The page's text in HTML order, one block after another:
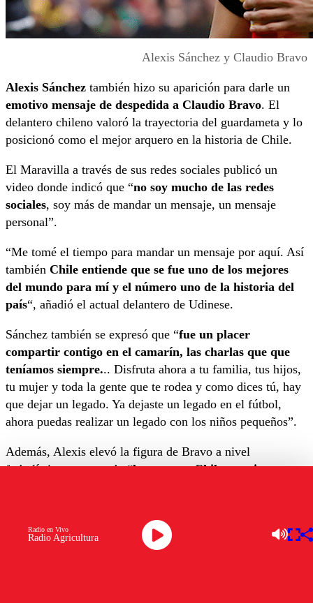
Alexis Sánchez y Claudio Bravo
Alexis Sánchez también hizo su aparición para darle un
emotivo mensaje de despedida a Claudio Bravo. El
delantero chileno valoró la trayectoria del guardameta y lo
posicionó como el mejor arquero en la historia de Chile.
El Maravilla a través de sus redes sociales publicó un
video donde indicó que “no soy mucho de las redes
sociales, soy más de mandar un mensaje, un mensaje
personal”.
“Me tomé el tiempo para mandar un mensaje por aquí. Así
también Chile entiende que se fue uno de los mejores
del mundo para mí y el número uno de la historia del
país“, añadió el actual delantero de Udinese.
Sánchez también se expresó que “fue un placer
compartir contigo en el camarín, las charlas que que
teníamos siempre... Disfruta ahora a tu familia, tus hijos,
tu mujer y toda la gente que te rodea y como dices tú, hay
que dejar un legado. Ya dejaste un legado en el fútbol,
ahora puedas realizar un legado con los niños pequeños”.
Además, Alexis elevó la figura de Bravo a nivel
futbolístico asegurando “la gente en Chile te quiera y
nos vemos pronto para jugar un
Radio Agricultura
Radio en Vivo